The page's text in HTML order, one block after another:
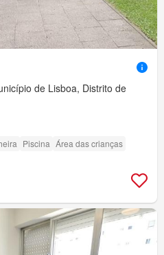
de Lisboa, Distrito de
Piscina Área das crianças